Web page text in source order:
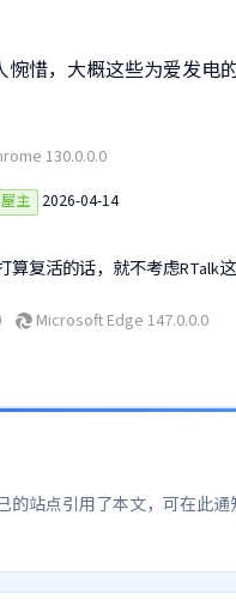
惜，大概这些为爱发电
130.0.0.0
主 2026-04-14
算复活的话，就不考虑RTalk
Microsoft Edge 147.0.0.0
的站点引用了本文，可在此通